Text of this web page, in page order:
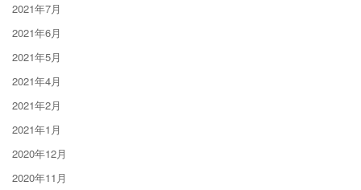
2021年7月
2021年6月
2021年5月
2021年4月
2021年2月
2021年1月
2020年12月
2020年11月